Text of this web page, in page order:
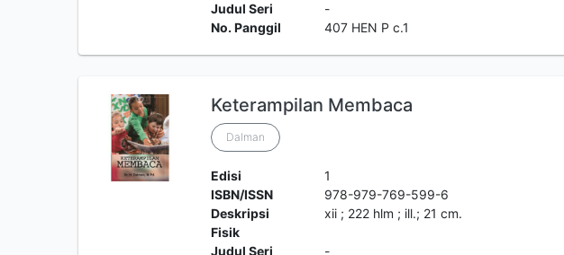
Judul Seri
-
No. Panggil
407 HEN P c.1
Keterampilan Membaca
Dalman
Edisi
1
ISBN/ISSN
978-979-769-599-6
Deskripsi
Fisik
xii ; 222 hlm ; ill.; 21 cm.
Judul Seri
-